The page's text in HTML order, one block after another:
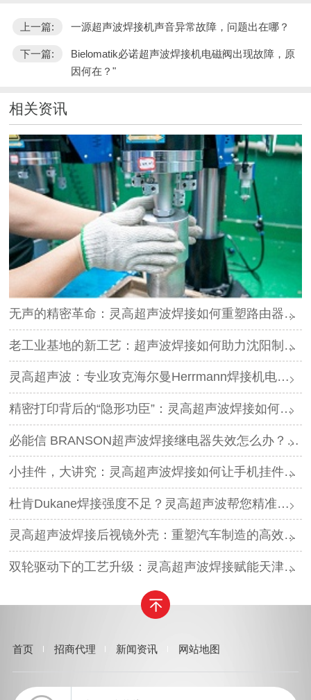
上一篇: 一源超声波焊接机声音异常故障，问题出在哪？
下一篇:
Bielomatik必诺超声波焊接机电磁阀出现故障，原
因何在？"
相关资讯
无声的精密革命：灵高超声波焊接如何重塑路由器外壳制造？
老工业基地的新工艺：超声波焊接如何助力沈阳制造转型？
灵高超声波：专业攻克海尔曼Herrmann焊接机电路板短路难题
精密打印背后的“隐形功臣”：灵高超声波焊接如何让喷墨头支架更可靠？
必能信 BRANSON超声波焊接继电器失效怎么办？灵高超声波“四步维修法”精准破局
小挂件，大讲究：灵高超声波焊接如何让手机挂件更“抗造”？
杜肯Dukane焊接强度不足？灵高超声波帮您精准破局
灵高超声波焊接后视镜外壳：重塑汽车制造的高效与美学
双轮驱动下的工艺升级：灵高超声波焊接赋能天津汽车与电子产业
首页 招商代理 新闻资讯 网站地图